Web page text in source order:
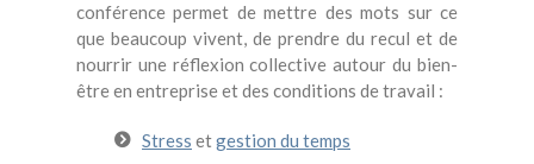
conférence permet de mettre des mots sur ce
que beaucoup vivent, de prendre du recul et de
nourrir une réflexion collective autour du bien-
être en entreprise et des conditions de travail :
Stress etgestion du temps